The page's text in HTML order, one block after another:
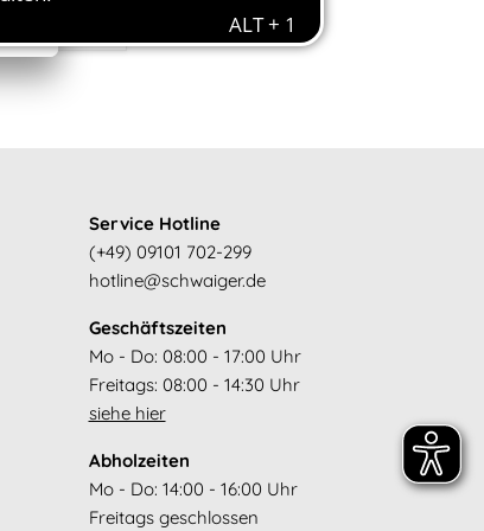
Service Hotline
(+49) 09101 702-299
hotline@schwaiger.de
Geschäftszeiten
Mo - Do: 08:00 - 17:00 Uhr
Freitags: 08:00 - 14:30 Uhr
siehe hier
Abholzeiten
Mo - Do: 14:00 - 16:00 Uhr
Freitags geschlossen